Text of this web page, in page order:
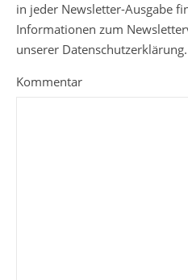
in jeder Newsletter-Ausgabe
Informationen zum
unserer Datenschutzerklärung.
Kommentar